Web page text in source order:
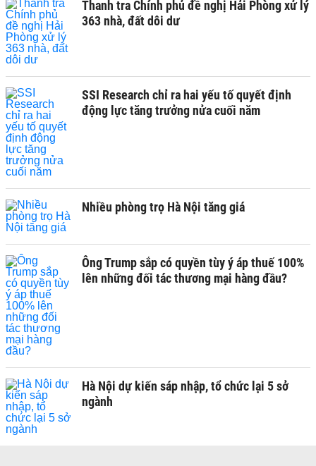
Thanh tra Chính phủ đề nghị Hải Phòng xử lý
363 nhà, đất dôi dư
SSI Research chỉ ra hai yếu tố quyết định
động lực tăng trưởng nửa cuối năm
Nhiều phòng trọ Hà Nội tăng giá
Ông Trump sắp có quyền tùy ý áp thuế 100%
lên những đối tác thương mại hàng đầu?
Hà Nội dự kiến sáp nhập, tổ chức lại 5 sở
ngành